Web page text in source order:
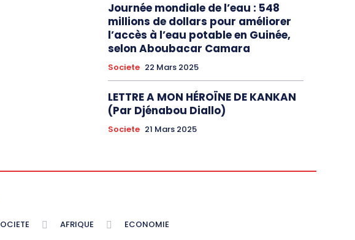
Journée mondiale de l’eau : 548
millions de dollars pour améliorer
l’accès à l’eau potable en Guinée,
selon Aboubacar Camara
Societe 22 Mars 2025
LETTRE A MON HÉROÏNE DE KANKAN
(Par Djénabou Diallo)
Societe 21 Mars 2025
AFRIQUE ECONOMIE